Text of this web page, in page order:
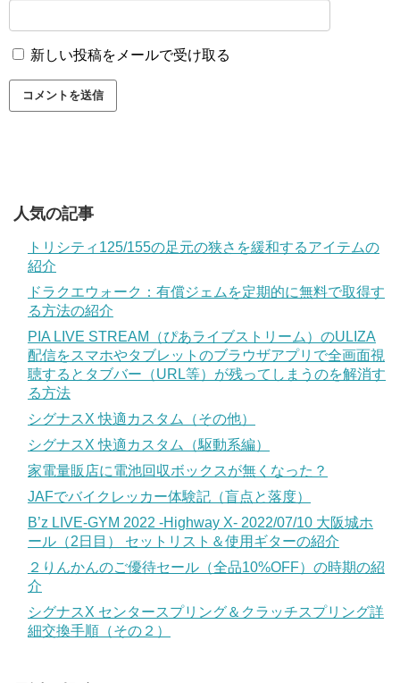
新しい投稿をメールで受け取る
人気の記事
トリシティ125/155の足元の狭さを緩和するアイテムの
紹介
ドラクエウォーク：有償ジェムを定期的に無料で取得す
る方法の紹介
PIA LIVE STREAM（ぴあライブストリーム）のULIZA
配信をスマホやタブレットのブラウザアプリで全画面視
聴するとタブバー（URL等）が残ってしまうのを解消す
る方法
シグナスX 快適カスタム（その他）
シグナスX 快適カスタム（駆動系編）
家電量販店に電池回収ボックスが無くなった？
JAFでバイクレッカー体験記（盲点と落度）
B’z LIVE-GYM 2022 -Highway X- 2022/07/10 大阪城ホ
ール（2日目） セットリスト＆使用ギターの紹介
２りんかんのご優待セール（全品10%OFF）の時期の紹
介
シグナスX センタースプリング＆クラッチスプリング詳
細交換手順（その２）